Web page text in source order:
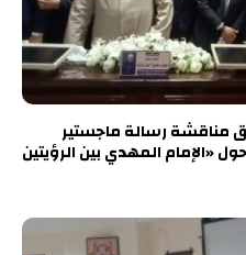
مناقشة رسالة ماجستير
«الإمام المهدي بين الرؤيتين